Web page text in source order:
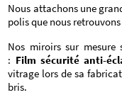
Nous attachons une
polis que nous
Nos miroirs sur
: Film sécurité anti-
vitrage lors de sa
bris.